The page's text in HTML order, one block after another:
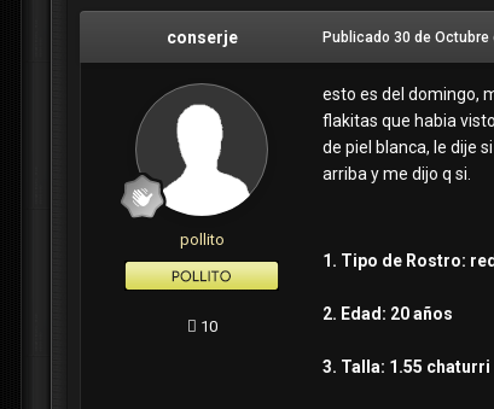
conserje
pollito
10
Publicado 30 de Octubre
esto es del domingo,
flakitas que habia
de piel blanca, le dije
arriba y me dijo q si.
1. Tipo de Rostro:
2. Edad: 20 años
3. Talla: 1.55 chaturri